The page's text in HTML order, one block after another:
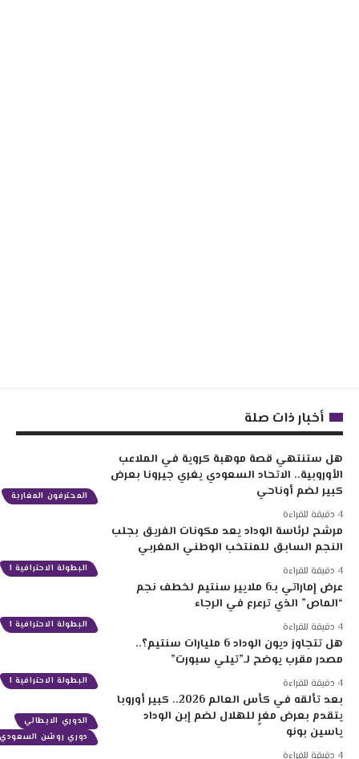
أخبار ذات صلة
المحترفون المغاربة
هل ستنتهي قصة موهبة كروية في الملاعب
الأوروبية.. الاتحاد السعودي يغري جيرونا بعرض
كبير لضم أوناحي
البطولة الاحترافية 1
مرشح لرئاسة الوداد يعد مكونات الفريق بجلب
النجم السابق للمنتخب الوطني المغربي
البطولة الاحترافية 1
عرض إماراتي بـ6 ملايير سنتيم لخطف نجم
“الماص” الذي ترعرع في الرجاء
البطولة الاحترافية 1
هل تتجاوز ديون الوداد 6 مليارات سنتيم؟..
مصدر مقرب يوضح لـ”تيلي سبورت”
الدوري الايطالي
دوري روشن السعودي
بعد تألقه في كأس العالم 2026.. كبير أوروبا
يتقدم بعرض مغرٍ للهلال لضم إبن الوداد
ياسين بونو